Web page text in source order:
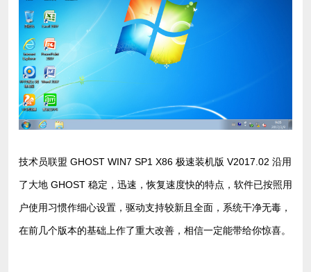
技术员联盟 GHOST WIN7 SP1 X86 极速装机版 V2017.02 沿用
了大地 GHOST 稳定，迅速，恢复速度快的特点，软件已按照用
户使用习惯作细心设置，驱动支持较新且全面，系统干净无毒，
在前几个版本的基础上作了重大改善，相信一定能带给你惊喜。